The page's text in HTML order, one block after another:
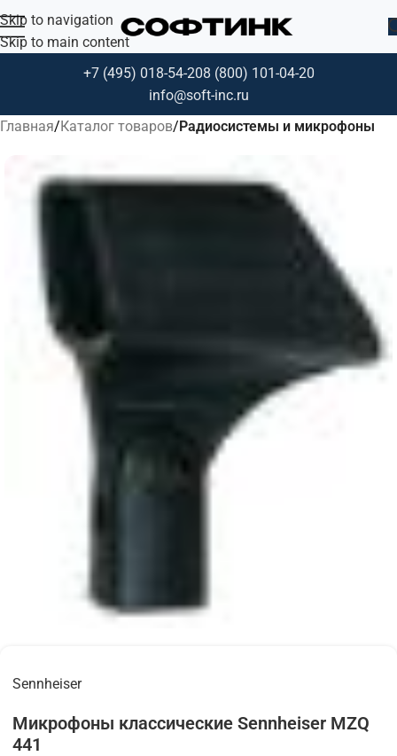
Skip to navigation
Skip to main content
+7 (495) 018-54-208 (800) 101-04-20
info@soft-inc.ru
Главная Каталог товаров Радиосистемы и микрофоны
Sennheiser
Микрофоны классические Sennheiser MZQ
441